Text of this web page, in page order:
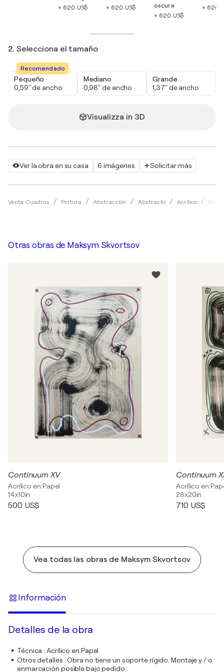
Ver la obra en su casa 6 imágenes Solicitar más
Venta Cuadros Pintura Abstracción Abstracto Acrílico
+ 620 US$
+ 620 US$
oscura
+ 620 US$
+ 620
2. Selecciona el tamaño
Recomendado
Pequeño
0,59" de ancho
Mediano
0,98" de ancho
Grande
1,37" de ancho
Visualizza in 3D
Otras obras de Maksym Skvortsov
Continuum XV
Acrílico en Papel
14x10in
500 US$
Continuum
Acrílico en
28x20in
710 US$
Vea todas las obras de Maksym Skvortsov
Información
Detalles de la obra
Técnica :Acrílico en Papel
Otros detalles :Obra no tiene un soporte rígido. Montaje y / o
enmarcación posible bajo pedido.